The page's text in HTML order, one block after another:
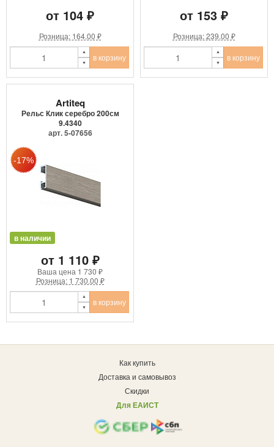
от 104 ₽
Розница: 164.00 ₽
в корзину
от 153 ₽
Розница: 239.00 ₽
в корзину
Artiteq
Рельс Клик серебро 200см
9.4340
арт. 5-07656
в наличии
от 1 110 ₽
Ваша цена 1 730 ₽
Розница: 1 730.00 ₽
в корзину
Как купить
Доставка и самовывоз
Скидки
Для ЕАИСТ